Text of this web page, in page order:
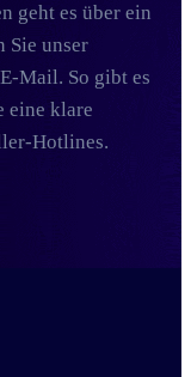
geht es über ein
Sie unser
Mail. So gibt es
eine klare
Hotlines.